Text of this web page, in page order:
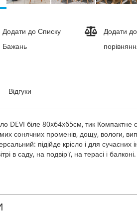
Додати до Списку
Бажань
Додати до
Відгуки
DEVI біле 80x64x65см, тик
сонячних променів, дощу, вологи,
підійде крісло і для сучасних
в саду, на подвір'ї, на терасі і балконі.